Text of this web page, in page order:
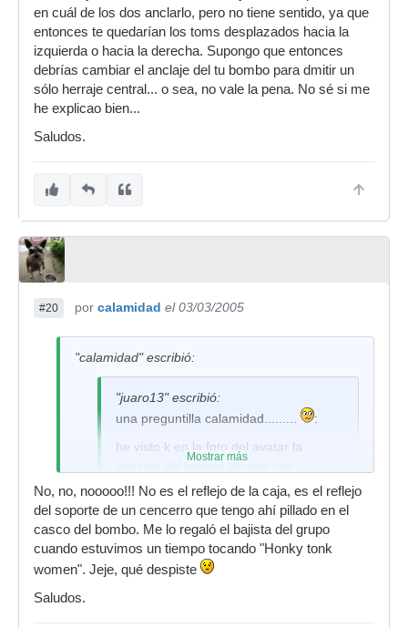
en cuál de los dos anclarlo, pero no tiene sentido, ya que
entonces te quedarían los toms desplazados hacia la
izquierda o hacia la derecha. Supongo que entonces
debrías cambiar el anclaje del tu bombo para dmitir un
sólo herraje central... o sea, no vale la pena. No sé si me
he explicao bien...
Saludos.
#20 por calamidad el 03/03/2005
"calamidad" escribió:
"juaro13" escribió:
una preguntilla calamidad.........
:
he visto k en la foto del avatar la
enganchados los soportes de los
toms)solo tiene un agujero y no dos.
k herraje tienes para colocar los dos
toms en un solo agujero? es de pearl?
(no se si me he explicado bien
Mostrar más
No, no, nooooo!!! No es el reflejo de la caja, es el reflejo
del soporte de un cencerro que tengo ahí pillado en el
casco del bombo. Me lo regaló el bajista del grupo
cuando estuvimos un tiempo tocando "Honky tonk
women". Jeje, qué despiste
Saludos.